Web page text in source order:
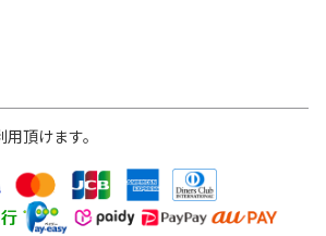
頂けます。